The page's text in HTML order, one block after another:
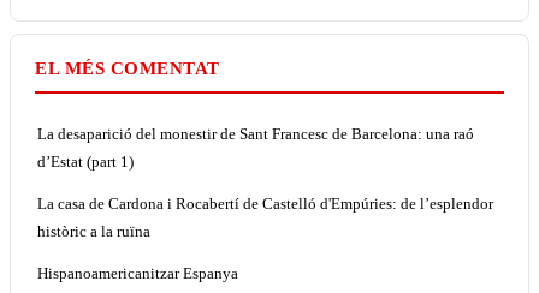
EL MÉS COMENTAT
La desaparició del monestir de Sant Francesc de Barcelona: una raó
d’Estat (part 1)
La casa de Cardona i Rocabertí de Castelló d'Empúries: de l’esplendor
històric a la ruïna
Hispanoamericanitzar Espanya